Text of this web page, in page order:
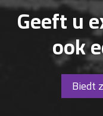
Geeft u
ook
Biedt